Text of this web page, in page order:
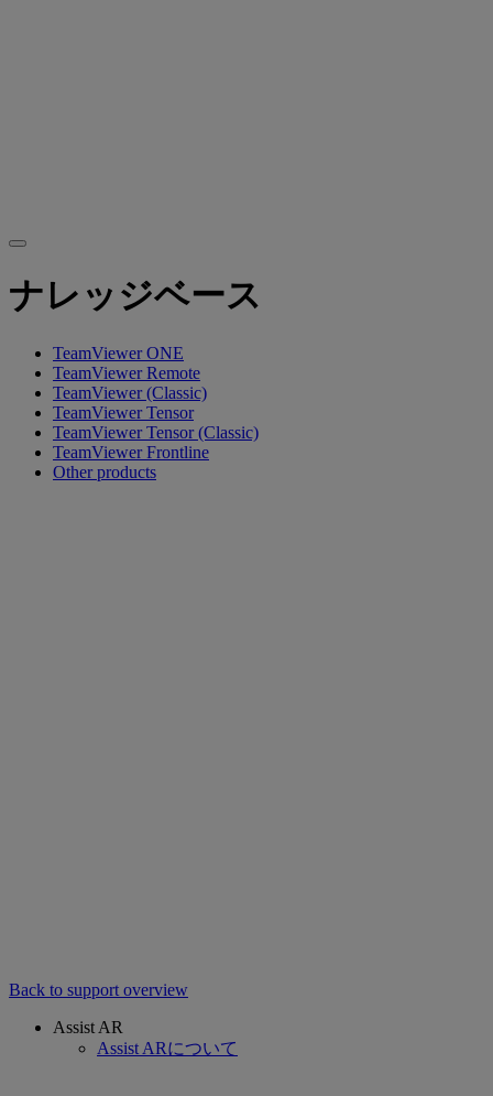
ナレッジベース
TeamViewer ONE
TeamViewer Remote
TeamViewer (Classic)
TeamViewer Tensor
TeamViewer Tensor (Classic)
TeamViewer Frontline
Other products
Back to support overview
Assist AR
Assist ARについて